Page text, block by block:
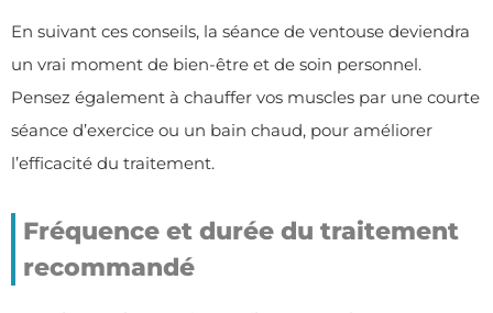
En suivant ces conseils, la séance de ventouse deviendra
un vrai moment de bien-être et de soin personnel.
Pensez également à chauffer vos muscles par une courte
séance d’exercice ou un bain chaud, pour améliorer
l’efficacité du traitement.
Fréquence et durée du traitement
recommandé